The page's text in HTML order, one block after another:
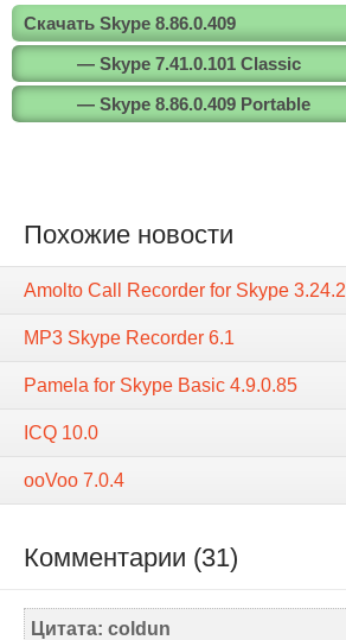
Скачать Skype 8.86.0.409
— Skype 7.41.0.101 Classic
— Skype 8.86.0.409 Portable
Похожие новости
Amolto Call Recorder for Skype 3.24.2
MP3 Skype Recorder 6.1
Pamela for Skype Basic 4.9.0.85
ICQ 10.0
ooVoo 7.0.4
Комментарии (31)
Цитата: coldun